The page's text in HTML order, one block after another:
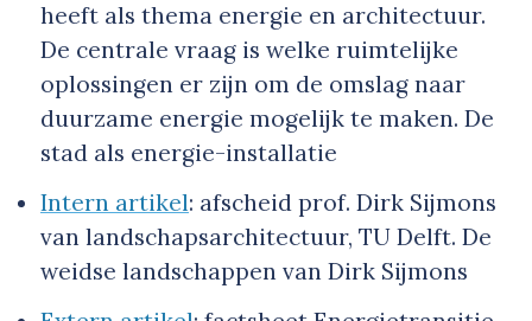
heeft als thema energie en architectuur.
De centrale vraag is welke ruimtelijke
oplossingen er zijn om de omslag naar
duurzame energie mogelijk te maken. De
stad als energie-installatie
Intern artikel: afscheid prof. Dirk Sijmons
van landschapsarchitectuur, TU Delft. De
weidse landschappen van Dirk Sijmons